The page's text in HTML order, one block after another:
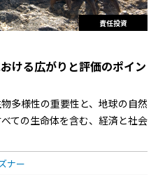
責任投資
ける広がりと評価のポイン
多様性の重要性と、地球の自然
ての生命体を含む、経済と社会
ナー